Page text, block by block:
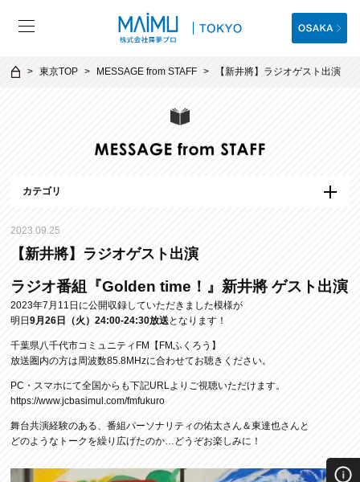
東京TOP MESSAGE from STAFF 【新井將】ラジオゲスト出演
カテゴリ
2023.09.25
【新井將】ラジオゲスト出演
ラジオ番組『Golden time！』新井將 ゲスト出演
2023年7月11日に公開収録していただきました模様が
明日9月26日（火）24:00-24:30放送となります！
千葉県八千代市コミュニティFM【FMふくろう】
放送圏内の方は周波数85.8MHzに合わせてお聴きください。
PC・スマホにて全国からも下記URLよりご視聴いただけます。
https://www.jcbasimul.com/fmfukuro
舞台共演経験のある、番組パーソナリティの佑太さん＆東達也さんと
どのようなトークを繰り広げたのか…どうぞお楽しみに！